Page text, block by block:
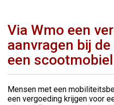
Via Wmo een
aanvragen bij
een scootmobiel
Mensen met een
een vergoeding krijgen voor